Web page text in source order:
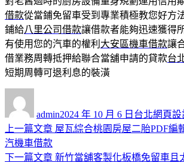
借款從當鋪免留車受到專業積極教您好方
鋪給八里公司借款讓借款者能夠迅速獲得
有使用您的汽車的權利 大安區機車借款讓
借業務周轉抵押給聯合當舖申請的貸款台
短期周轉可退利息的裝潢
admin佈
日
2024 年 10 月 6 日 類
台北網頁設
文
章
上一篇文章 上
篇
屋瓦綜合桃園房屋二胎PDF編
汽機車借款
下一篇文章 下
新竹當舖客製化板橋免留車且